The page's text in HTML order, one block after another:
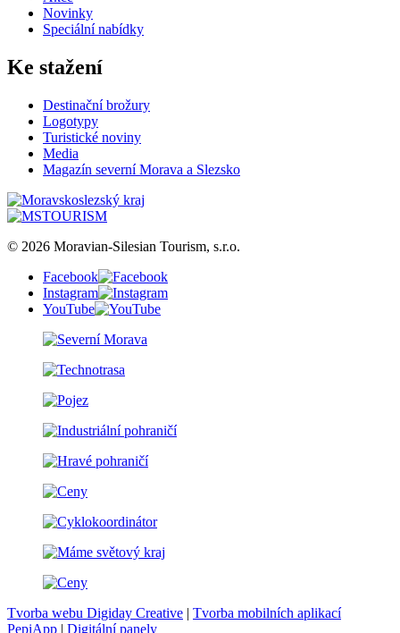
Novinky
Speciální nabídky
Ke stažení
Destinační brožury
Logotypy
Turistické noviny
Media
Magazín severní Morava a Slezsko
© 2026 Moravian-Silesian Tourism, s.r.o.
Facebook
Instagram
YouTube
Tvorba webu Digiday Creative | Tvorba mobilních aplikací
PepiApp | Digitální panely